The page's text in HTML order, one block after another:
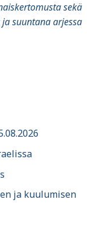
sekä
suuntana arjessa
ja kuulumisen